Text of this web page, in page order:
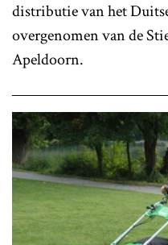
distributie van het
overgenomen van de
Apeldoorn.